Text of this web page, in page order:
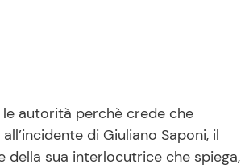
autorità perchè crede che
di Giuliano Saponi, il
della sua interlocutrice che spiega,